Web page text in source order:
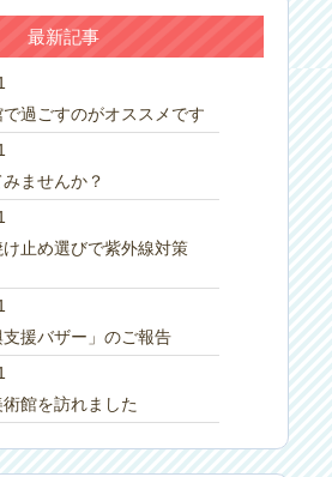
最新記事
過ごすのがオススメです
ませんか？
止め選びで紫外線対策
支援バザー」のご報告
館を訪れました